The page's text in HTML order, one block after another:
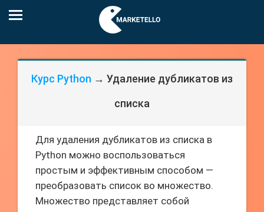
Курс Python → Удаление дубликатов из
списка
Для удаления дубликатов из списка в
Python можно воспользоваться
простым и эффективным способом —
преобразовать список во множество.
Множество представляет собой